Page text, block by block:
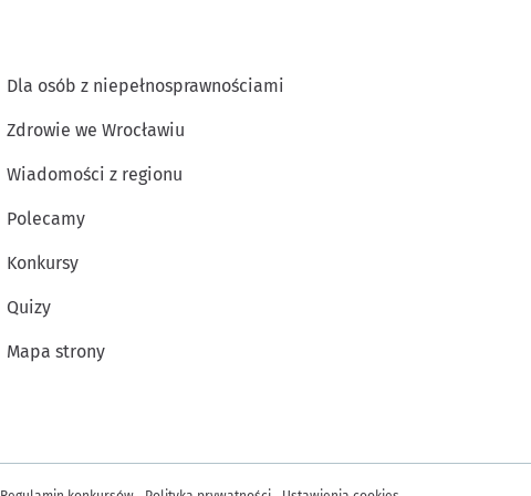
Dla osób z niepełnosprawnościami
Zdrowie we Wrocławiu
Wiadomości z regionu
Polecamy
Konkursy
Quizy
Mapa strony